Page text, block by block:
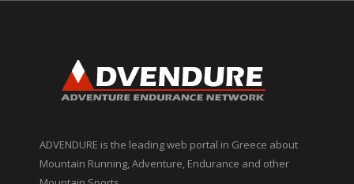
ADVENDURE is the leading web portal in Greece about
Mountain Running, Adventure, Endurance and other